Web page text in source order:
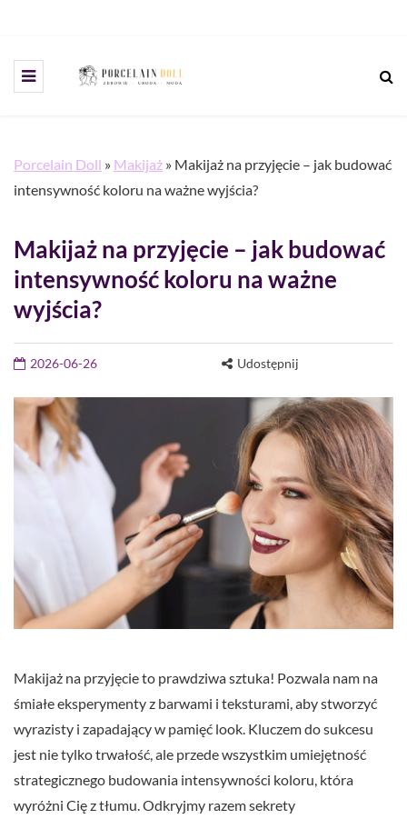
Porcelain Doll » Makijaż » Makijaż na przyjęcie – jak budować
intensywność koloru na ważne wyjścia?
Makijaż na przyjęcie – jak budować
intensywność koloru na ważne
wyjścia?
2026-06-26 Udostępnij
Makijaż na przyjęcie to prawdziwa sztuka! Pozwala nam na
śmiałe eksperymenty z barwami i teksturami, aby stworzyć
wyrazisty i zapadający w pamięć look. Kluczem do sukcesu
jest nie tylko trwałość, ale przede wszystkim umiejętność
strategicznego budowania intensywności koloru, która
wyróżni Cię z tłumu. Odkryjmy razem sekrety